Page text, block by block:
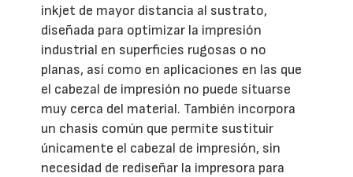
inkjet de mayor distancia al sustrato,
diseñada para optimizar la impresión
industrial en superficies rugosas o no
planas, así como en aplicaciones en las que
el cabezal de impresión no puede situarse
muy cerca del material. También incorpora
un chasis común que permite sustituir
únicamente el cabezal de impresión, sin
necesidad de rediseñar la impresora para